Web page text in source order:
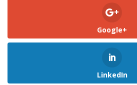
Google+
LinkedIn